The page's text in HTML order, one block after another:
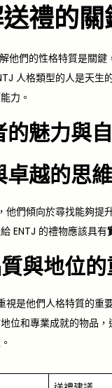
禮的關
他們的性格特質是關鍵
人格類型的人是天生
力。
的魅力與
越的思
他們傾向於尋找能夠提
ENTJ 的禮物應該具有
與地位
視是他們人格特質的重
位和專業成就的物品